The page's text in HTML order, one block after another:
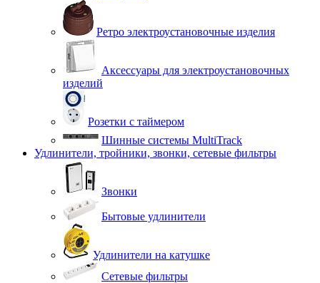
Ретро электроустановочные изделия
Аксессуары для электроустановочных
изделий
Розетки с таймером
Шинные системы MultiTrack
Удлинители, тройники, звонки, сетевые фильтры
Звонки
Бытовые удлинители
Удлинители на катушке
Сетевые фильтры